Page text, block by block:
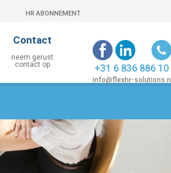
HR ABONNEMENT
Contact
+31 6 836 886 10
info@flexhr-solutions.nl